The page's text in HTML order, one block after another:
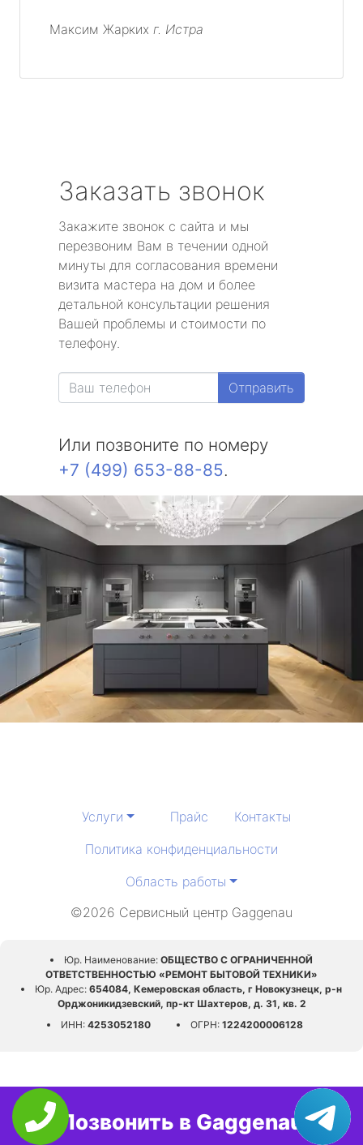
Максим Жарких г. Истра
Заказать звонок
Закажите звонок с сайта и мы
перезвоним Вам в течении одной
минуты для согласования времени
визита мастера на дом и более
детальной консультации решения
Вашей проблемы и стоимости по
телефону.
Отправить
Или позвоните по номеру
+7 (499) 653-88-85.
Услуги Прайс
Контакты
Политика конфиденциальности
Область работы
©2026 Сервисный центр Gaggenau
Юр. Наименование: ОБЩЕСТВО С ОГРАНИЧЕННОЙ
ОТВЕТСТВЕННОСТЬЮ «РЕМОНТ БЫТОВОЙ ТЕХНИКИ»
Юр. Адрес: 654084, Кемеровская область, г Новокузнецк, р-н
Орджоникидзевский, пр-кт Шахтеров, д. 31, кв. 2
ИНН: 4253052180 ОГРН: 1224200006128
Позвонить в Gaggenau